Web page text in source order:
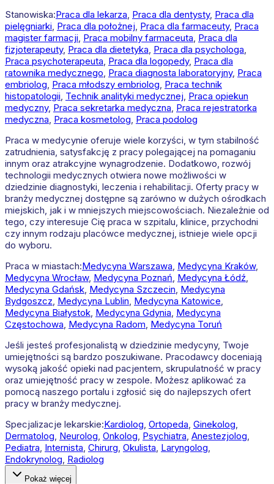
Stanowiska:Praca dla lekarza, Praca dla dentysty, Praca dla
pielęgniarki, Praca dla położnej, Praca dla farmaceuty, Praca
magister farmacji, Praca mobilny farmaceuta, Praca dla
fizjoterapeuty, Praca dla dietetyka, Praca dla psychologa,
Praca psychoterapeuta, Praca dla logopedy, Praca dla
ratownika medycznego, Praca diagnosta laboratoryjny, Praca
embriolog, Praca młodszy embriolog, Praca technik
histopatologii, Technik analityki medycznej, Praca opiekun
medyczny, Praca sekretarka medyczna, Praca rejestratorka
medyczna, Praca kosmetolog, Praca podolog
Praca w medycynie oferuje wiele korzyści, w tym stabilność
zatrudnienia, satysfakcję z pracy polegającej na pomaganiu
innym oraz atrakcyjne wynagrodzenie. Dodatkowo, rozwój
technologii medycznych otwiera nowe możliwości w
dziedzinie diagnostyki, leczenia i rehabilitacji. Oferty pracy w
branży medycznej dostępne są zarówno w dużych ośrodkach
miejskich, jak i w mniejszych miejscowościach. Niezależnie od
tego, czy interesuje Cię praca w szpitalu, klinice, przychodni
czy innym rodzaju placówce medycznej, istnieje wiele opcji
do wyboru.
Praca w miastach:Medycyna Warszawa, Medycyna Kraków,
Medycyna Wrocław, Medycyna Poznań, Medycyna Łódź,
Medycyna Gdańsk, Medycyna Szczecin, Medycyna
Bydgoszcz, Medycyna Lublin, Medycyna Katowice,
Medycyna Białystok, Medycyna Gdynia, Medycyna
Częstochowa, Medycyna Radom, Medycyna Toruń
Jeśli jesteś profesjonalistą w dziedzinie medycyny, Twoje
umiejętności są bardzo poszukiwane. Pracodawcy doceniają
wysoką jakość opieki nad pacjentem, skrupulatność w pracy
oraz umiejętność pracy w zespole. Możesz aplikować za
pomocą naszego portalu i zgłosić się do najlepszych ofert
pracy w branży medycznej.
Specjalizacje lekarskie:Kardiolog, Ortopeda, Ginekolog,
Dermatolog, Neurolog, Onkolog, Psychiatra, Anestezjolog,
Pediatra, Internista, Chirurg, Okulista, Laryngolog,
Endokrynolog, Radiolog
Pokaż więcej